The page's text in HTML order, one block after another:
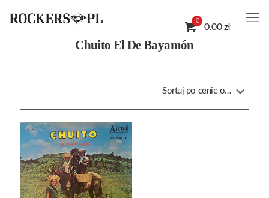
0
0.00 zł
Chuito El De Bayamón